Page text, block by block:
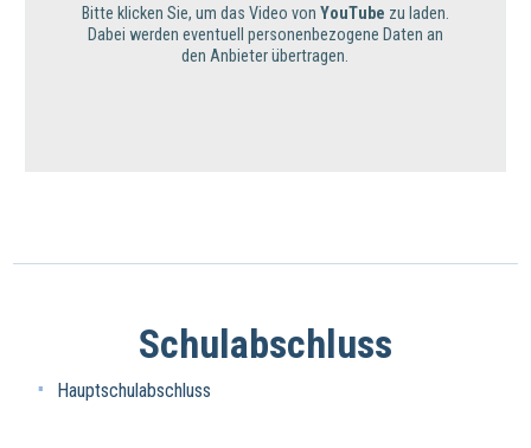
Bitte klicken Sie, um das Video von YouTube zu laden.
Dabei werden eventuell personenbezogene Daten an
den Anbieter übertragen.
Schulabschluss
Hauptschulabschluss